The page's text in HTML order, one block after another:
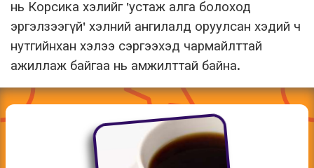
нь Корсика хэлийг 'устаж алга болоход
эргэлзээгүй' хэлний ангилалд оруулсан хэдий ч
нутгийнхан хэлээ сэргээхэд чармайлттай
ажиллаж байгаа нь амжилттай байна.